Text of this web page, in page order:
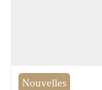
Nouvelles